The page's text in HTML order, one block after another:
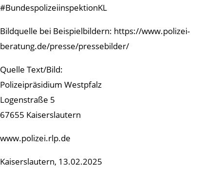
#BundespolizeiinspektionKL
Bildquelle bei Beispielbildern: https://www.polizei-
beratung.de/presse/pressebilder/
Quelle Text/Bild:
Polizeipräsidium Westpfalz
Logenstraße 5
67655 Kaiserslautern
www.polizei.rlp.de
Kaiserslautern, 13.02.2025